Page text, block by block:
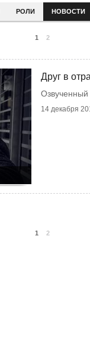
РОЛИ НОВОСТИ
1 2
Друг в
14 декабря
1 2